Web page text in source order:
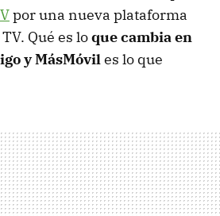
por una nueva plataforma
Qué es loque cambia en
y MásMóviles lo que